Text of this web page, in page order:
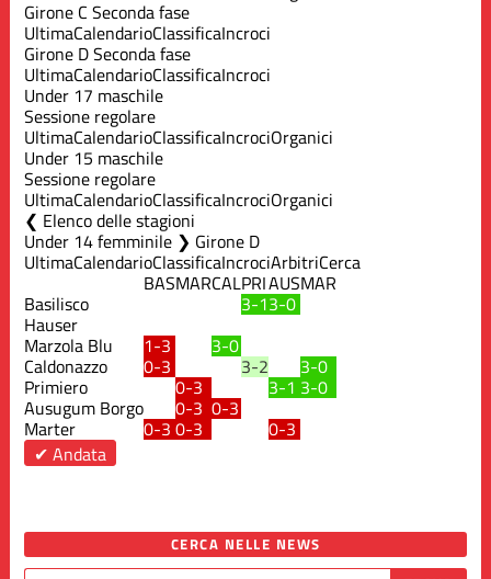
Girone C Seconda fase
UltimaCalendarioClassificaIncroci
Girone D Seconda fase
UltimaCalendarioClassificaIncroci
Under 17 maschile
Sessione regolare
UltimaCalendarioClassificaIncrociOrganici
Under 15 maschile
Sessione regolare
UltimaCalendarioClassificaIncrociOrganici
Elenco delle stagioni
Under 14 femminile ❯ Girone D
UltimaCalendarioClassificaIncrociArbitriCerca
BASMARCALPRIAUSMAR
Basilisco
Hauser
3-13-0
Marzola Blu
1-3 3-0
Caldonazzo 0-3 3-2 3-0
Primiero 0-3 3-1 3-0
Ausugum Borgo 0-3 0-3
Marter 0-3 0-3
0-3
✔ Andata
CERCA NELLE NEWS